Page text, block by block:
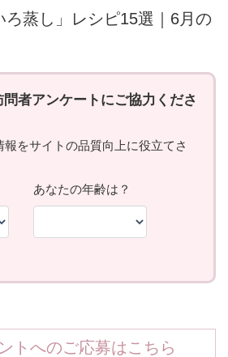
蒸し」レシピ15選｜6月の
トへのご応募はこちら